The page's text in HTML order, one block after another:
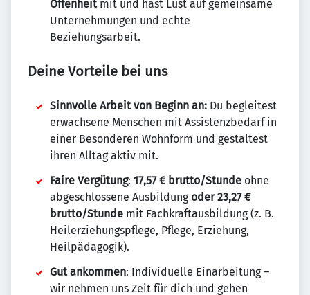
Offenheitmit und hast Lust auf gemeinsame
Unternehmungen und echte
Beziehungsarbeit.
Deine Vorteile bei uns
Sinnvolle Arbeit von Beginn an: Du begleitest
erwachsene Menschen mit Assistenzbedarf in
einer Besonderen Wohnform und gestaltest
ihren Alltag aktiv mit.
Faire Vergütung: 17,57 € brutto/Stunde ohne
abgeschlossene Ausbildung oder 23,27 €
brutto/Stunde mit Fachkraftausbildung (z. B.
Heilerziehungspflege, Pflege, Erziehung,
Heilpädagogik).
Gut ankommen: Individuelle Einarbeitung –
wir nehmen uns Zeit für dich und gehen